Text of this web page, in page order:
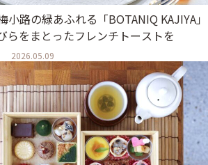
小路の緑あふれる「BOTANIQ KAJIYA」
らをまとったフレンチトーストを
2026.05.09